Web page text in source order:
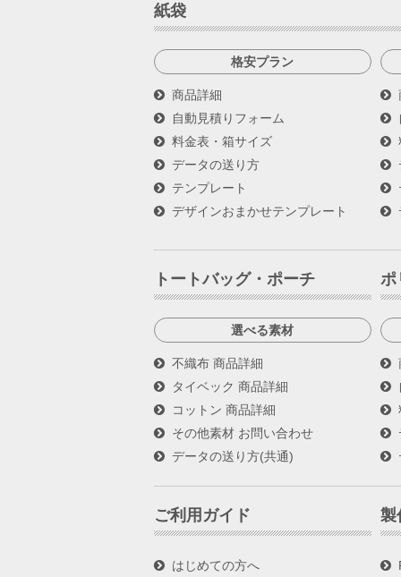
紙袋
格安プラン
商品詳細
自動見積りフォーム
料金表・箱サイズ
データの送り方
テンプレート
デザインおまかせテンプレート
トートバッグ・ポーチ
選べる素材
不織布 商品詳細
タイベック 商品詳細
コットン 商品詳細
その他素材 お問い合わせ
データの送り方(共通)
ポ
ご利用ガイド
はじめての方へ
製